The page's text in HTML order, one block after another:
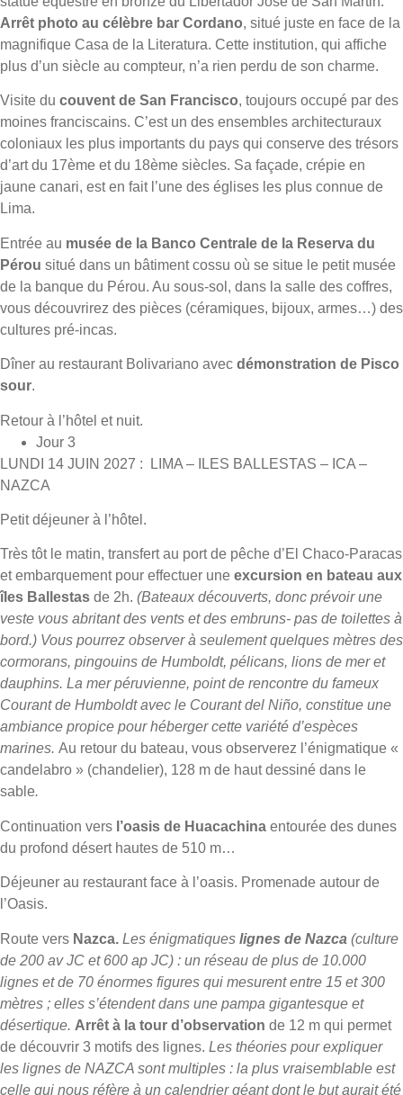
Arrêt photo au célèbre bar Cordano, situé juste en face de la
magnifique Casa de la Literatura. Cette institution, qui affiche
plus d’un siècle au compteur, n’a rien perdu de son charme.
Visite du couvent de San Francisco, toujours occupé par des
moines franciscains. C’est un des ensembles architecturaux
coloniaux les plus importants du pays qui conserve des trésors
d’art du 17ème et du 18ème siècles. Sa façade, crépie en
jaune canari, est en fait l’une des églises les plus connue de
Lima.
Entrée au musée de la Banco Centrale de la Reserva du
Pérou situé dans un bâtiment cossu où se situe le petit musée
de la banque du Pérou. Au sous-sol, dans la salle des coffres,
vous découvrirez des pièces (céramiques, bijoux, armes…) des
cultures pré-incas.
Dîner au restaurant Bolivariano avec démonstration de Pisco
sour.
Retour à l’hôtel et nuit.
Jour 3
LUNDI 14 JUIN 2027 : LIMA – ILES BALLESTAS – ICA –
NAZCA
Petit déjeuner à l’hôtel.
Très tôt le matin, transfert au port de pêche d’El Chaco-Paracas
et embarquement pour effectuer une excursion en bateau aux
îles Ballestas de 2h. (Bateaux découverts, donc prévoir une
veste vous abritant des vents et des embruns- pas de toilettes à
bord.) Vous pourrez observer à seulement quelques mètres des
cormorans, pingouins de Humboldt, pélicans, lions de mer et
dauphins. La mer péruvienne, point de rencontre du fameux
Courant de Humboldt avec le Courant del Niño, constitue une
ambiance propice pour héberger cette variété d’espèces
marines. Au retour du bateau, vous observerez l’énigmatique «
candelabro » (chandelier), 128 m de haut dessiné dans le
sable.
Continuation vers l’oasis de Huacachina entourée des dunes
du profond désert hautes de 510 m…
Déjeuner au restaurant face à l’oasis. Promenade autour de
l’Oasis.
Route vers Nazca. Les énigmatiques lignes de Nazca (culture
de 200 av JC et 600 ap JC) : un réseau de plus de 10.000
lignes et de 70 énormes figures qui mesurent entre 15 et 300
mètres ; elles s’étendent dans une pampa gigantesque et
désertique. Arrêt à la tour d’observation de 12 m qui permet
de découvrir 3 motifs des lignes. Les théories pour expliquer
les lignes de NAZCA sont multiples : la plus vraisemblable est
celle qui nous réfère à un calendrier géant dont le but aurait été